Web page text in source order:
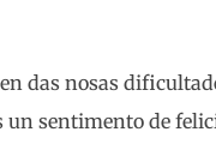
das nosas
un sentimento de